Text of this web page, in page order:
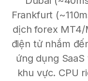
Frankfurt
dịch forex MT4/
điện tử nhắm
ứng dụng
khu vực. CPU